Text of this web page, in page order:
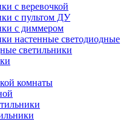
с веревочкой
с пультом ДУ
с диммером
настенные светодиодные
светильники
комнаты